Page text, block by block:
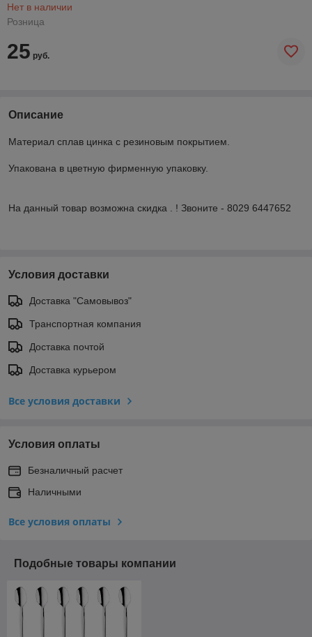
Нет в наличии
Розница
25 руб.
Описание
Материал сплав цинка с резиновым покрытием.
Упакована в цветную фирменную упаковку.
На данный товар возможна скидка . ! Звоните - 8029 6447652
Условия доставки
Доставка "Самовывоз"
Транспортная компания
Доставка почтой
Доставка курьером
Все условия доставки
Условия оплаты
Безналичный расчет
Наличными
Все условия оплаты
Подобные товары компании